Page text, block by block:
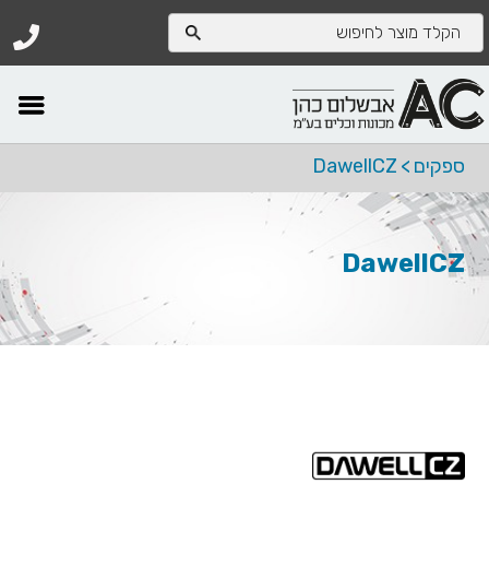
ספקים >
DawellCZ
DawellCZ